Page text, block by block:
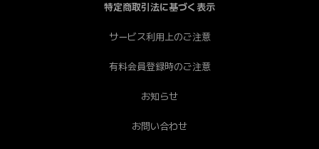
特定商取引法に基づく表示
サービス利用上のご注意
有料会員登録時のご注意
お知らせ
お問い合わせ